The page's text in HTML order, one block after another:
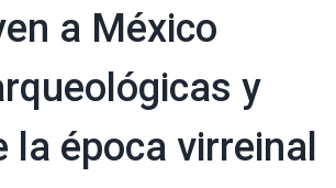
a México
y
la época virreinal